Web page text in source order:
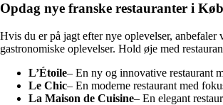
Opdag nye franske restauranter i
Hvis du er på jagt efter nye oplevelser,
gastronomiske oplevelser. Hold øje med
L’Étoile– En ny og innovative restaurant
Le Chic– En moderne restaurant med
La Maison de Cuisine– En elegant